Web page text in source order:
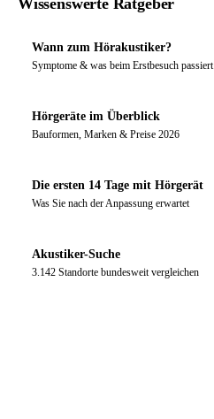
Wissenswerte Ratgeber
Wann zum Hörakustiker?
Symptome & was beim Erstbesuch passiert
Hörgeräte im Überblick
Bauformen, Marken & Preise 2026
Die ersten 14 Tage mit Hörgerät
Was Sie nach der Anpassung erwartet
Akustiker-Suche
3.142 Standorte bundesweit vergleichen